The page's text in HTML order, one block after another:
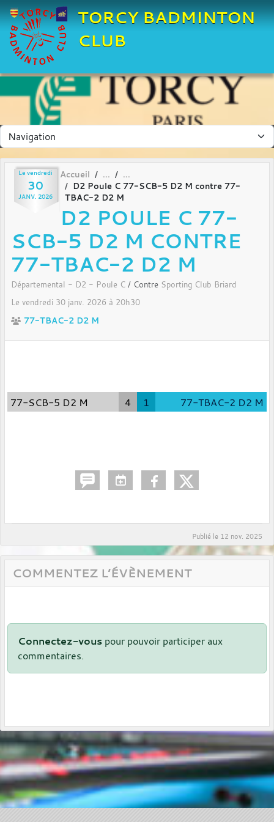
TORCY BADMINTON
CLUB
Le vendredi
30
JANV. 2026
Accueil
D2 Poule C 77-SCB-5 D2 M contre 77-
TBAC-2 D2 M
D2 POULE C 77-
SCB-5 D2 M CONTRE
77-TBAC-2 D2 M
Départemental - D2 - Poule C / Contre Sporting Club Briard
Le vendredi 30 janv. 2026 à 20h30
77-TBAC-2 D2 M
77-SCB-5 D2 M 4 1 77-TBAC-2 D2 M
Publié le 12 nov. 2025
COMMENTEZ L’ÉVÈNEMENT
Connectez-vous pour pouvoir participer aux
commentaires.
Panneau de gestion des cookies